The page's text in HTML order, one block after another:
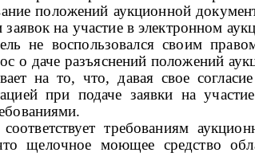
положений аукционной
на участие в электронном
не воспользовался своим
о даче разъяснений положений
на то, что, давая свое
при подаче заявки на
требованиям
щелочное моющее средство